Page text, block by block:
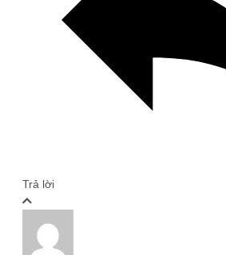
Trả lời